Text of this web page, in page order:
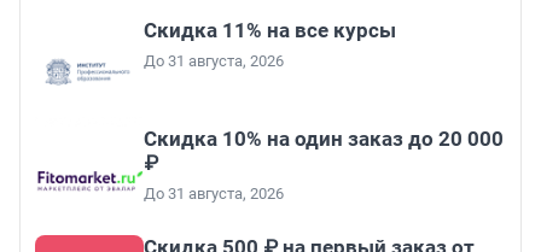
Скидка 11% на все курсы
До 31 августа, 2026
Скидка 10% на один заказ до 20 000
₽
До 31 августа, 2026